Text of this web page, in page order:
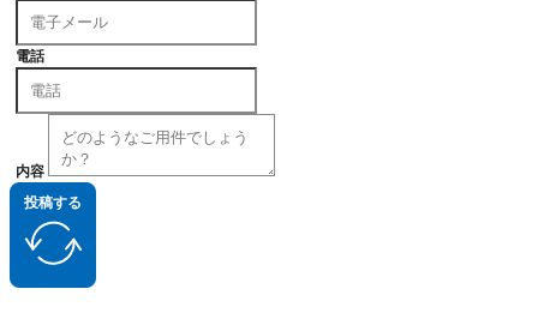
電話
内容
投稿する